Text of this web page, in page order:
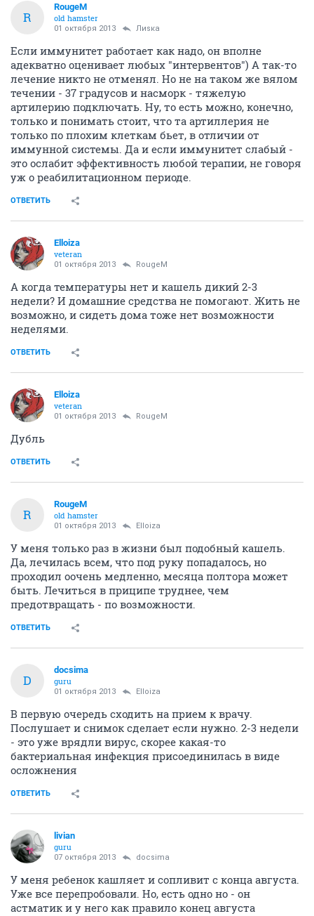
R
RougeM
old hamster
01 октября 2013 Лиsка
Если иммунитет работает как надо, он вполне
адекватно оценивает любых "интервентов") А так-то
лечение никто не отменял. Но не на таком же вялом
течении - 37 градусов и насморк - тяжелую
артилерию подключать. Ну, то есть можно, конечно,
только и понимать стоит, что та артиллерия не
только по плохим клеткам бьет, в отличии от
иммунной системы. Да и если иммунитет слабый -
это ослабит эффективность любой терапии, не говоря
уж о реабилитационном периоде.
ОТВЕТИТЬ
Elloiza
veteran
01 октября 2013 RougeM
А когда температуры нет и кашель дикий 2-3
недели? И домашние средства не помогают. Жить не
возможно, и сидеть дома тоже нет возможности
неделями.
ОТВЕТИТЬ
Elloiza
veteran
01 октября 2013 RougeM
Дубль
ОТВЕТИТЬ
R
RougeM
old hamster
01 октября 2013 Elloiza
У меня только раз в жизни был подобный кашель.
Да, лечилась всем, что под руку попадалось, но
проходил оочень медленно, месяца полтора может
быть. Лечиться в приципе труднее, чем
предотвращать - по возможности.
ОТВЕТИТЬ
D
docsima
guru
01 октября 2013 Elloiza
В первую очередь сходить на прием к врачу.
Послушает и снимок сделает если нужно. 2-3 недели
- это уже врядли вирус, скорее какая-то
бактериальная инфекция присоединилась в виде
осложнения
ОТВЕТИТЬ
livian
guru
07 октября 2013 docsima
У меня ребенок кашляет и сопливит с конца августа.
Уже все перепробовали. Но, есть одно но - он
астматик и у него как правило конец августа